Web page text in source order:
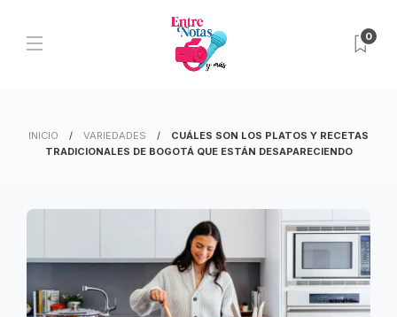
0
INICIO VARIEDADES
CUÁLES SON LOS PLATOS Y RECETAS
TRADICIONALES DE BOGOTÁ QUE ESTÁN DESAPARECIENDO